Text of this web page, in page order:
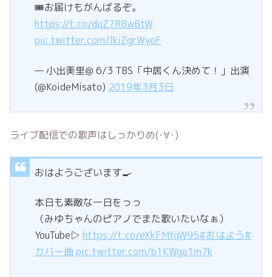
🎟お届けもがんばるぞ。
https://t.co/dqZ7R8wBtW
pic.twitter.com/lkiZgrWyoF
— 小出美里@ 6/3 TBS「中居くん決めて！」出演
(@KoideMisato) 2019年3月3日
ライブ配信での歌声はしっかりめ(･∀･)
おはようございます🍳
本日も素敵な一日をっっ
（みゆちゃんのピアノでまた歌いたいなぁ）
YouTube▷ https://t.co/eXkFMfqW95#おはよう#
カバー曲 pic.twitter.com/b1KWgo1m7k